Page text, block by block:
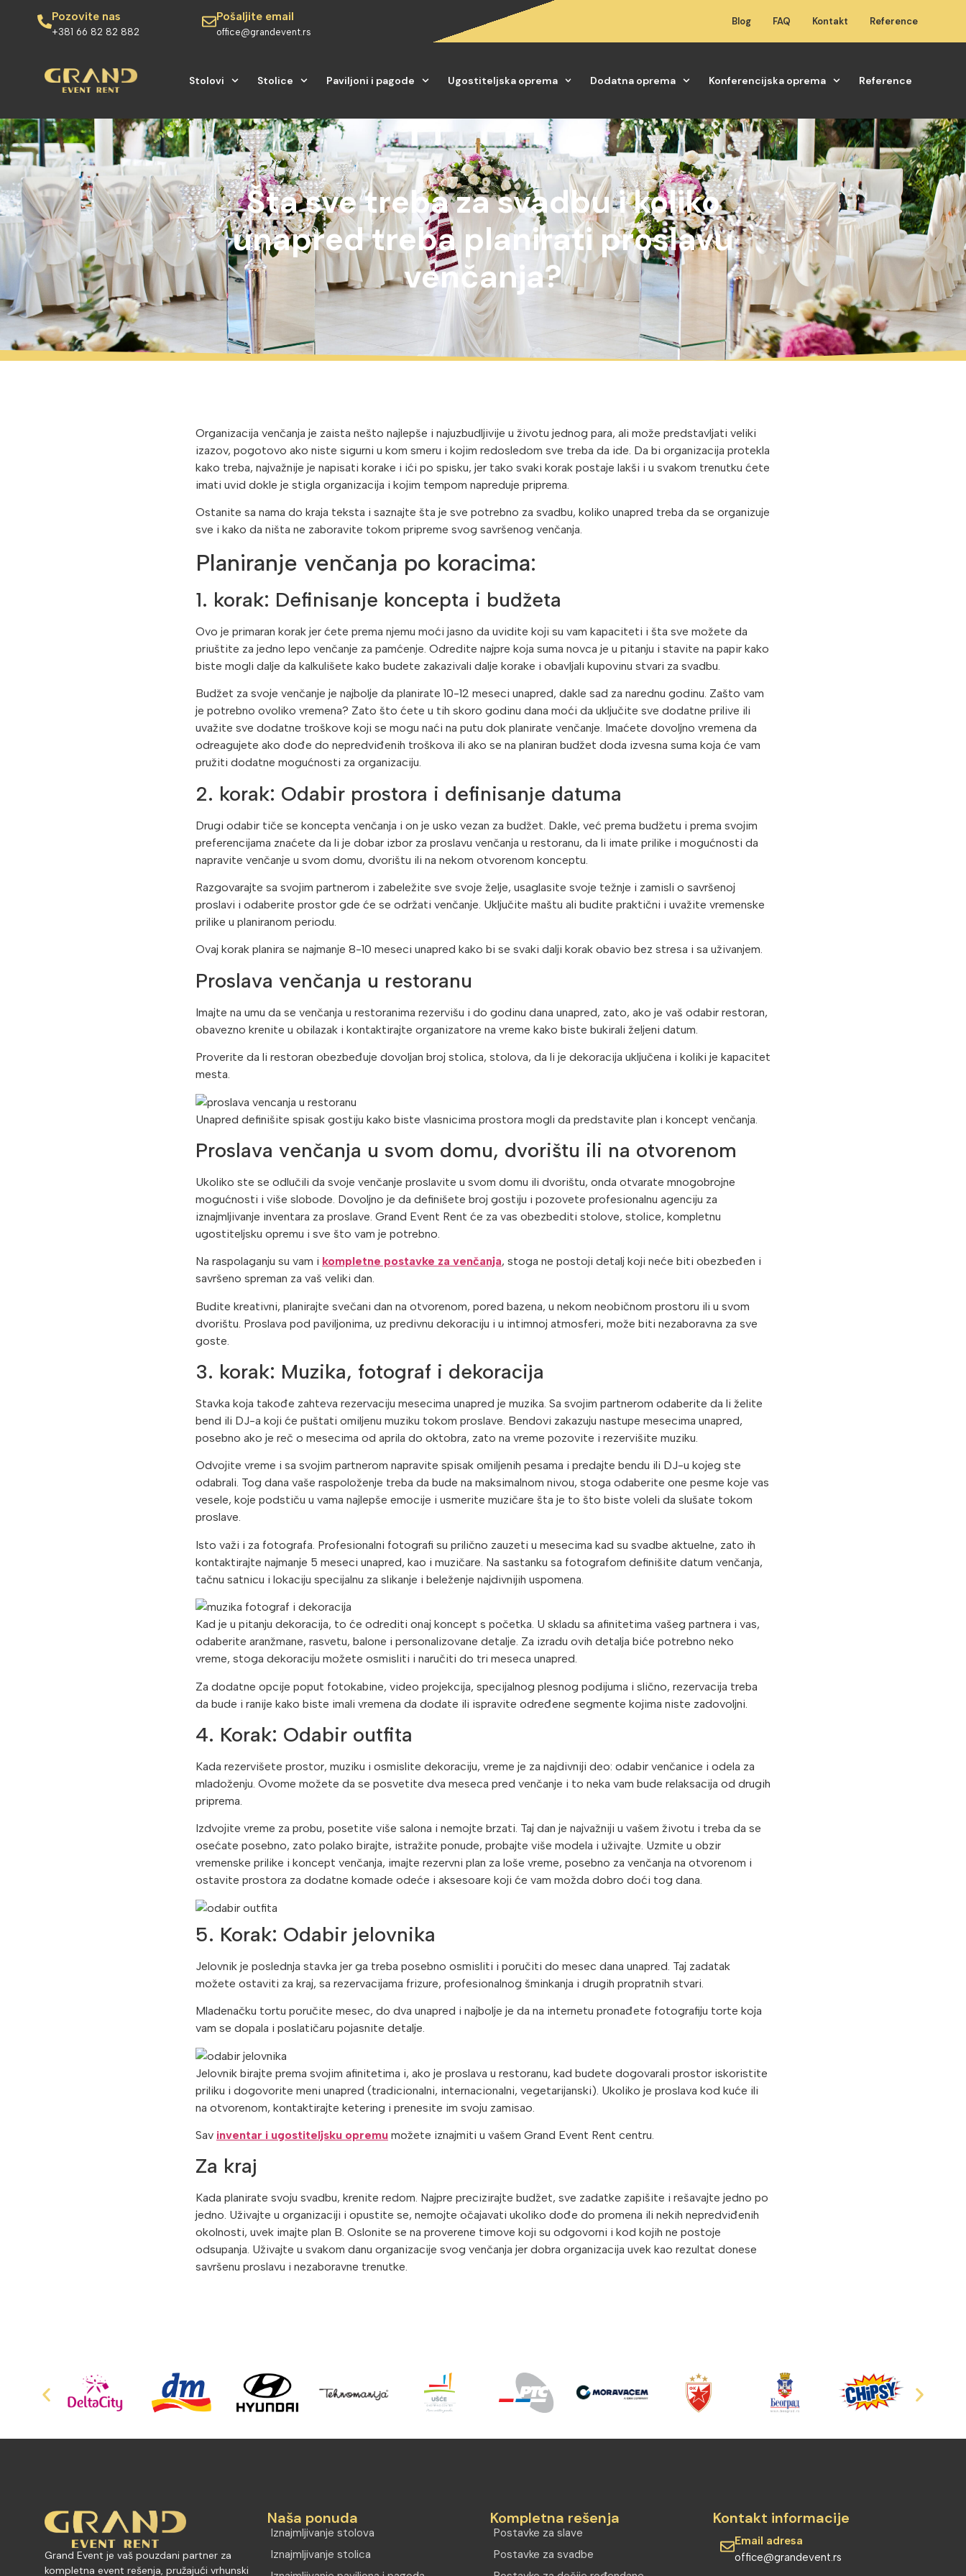
Pozovite nas
+381 66 82 82 882
Pošaljite email
office@grandevent.rs
Blog FAQ Kontakt Reference
Stolovi Stolice Paviljoni i pagode Ugostiteljska oprema Dodatna oprema Konferencijska oprema Reference
Šta sve treba za svadbu i koliko
unapred treba planirati proslavu
venčanja?
Organizacija venčanja je zaista nešto najlepše i najuzbudljivije u životu jednog para, ali može predstavljati veliki
izazov, pogotovo ako niste sigurni u kom smeru i kojim redosledom sve treba da ide. Da bi organizacija protekla
kako treba, najvažnije je napisati korake i ići po spisku, jer tako svaki korak postaje lakši i u svakom trenutku ćete
imati uvid dokle je stigla organizacija i kojim tempom napreduje priprema.
Ostanite sa nama do kraja teksta i saznajte šta je sve potrebno za svadbu, koliko unapred treba da se organizuje
sve i kako da ništa ne zaboravite tokom pripreme svog savršenog venčanja.
Planiranje venčanja po koracima:
1. korak: Definisanje koncepta i budžeta
Ovo je primaran korak jer ćete prema njemu moći jasno da uvidite koji su vam kapaciteti i šta sve možete da
priuštite za jedno lepo venčanje za pamćenje. Odredite najpre koja suma novca je u pitanju i stavite na papir kako
biste mogli dalje da kalkulišete kako budete zakazivali dalje korake i obavljali kupovinu stvari za svadbu.
Budžet za svoje venčanje je najbolje da planirate 10-12 meseci unapred, dakle sad za narednu godinu. Zašto vam
je potrebno ovoliko vremena? Zato što ćete u tih skoro godinu dana moći da uključite sve dodatne prilive ili
uvažite sve dodatne troškove koji se mogu naći na putu dok planirate venčanje. Imaćete dovoljno vremena da
odreagujete ako dođe do nepredviđenih troškova ili ako se na planiran budžet doda izvesna suma koja će vam
pružiti dodatne mogućnosti za organizaciju.
2. korak: Odabir prostora i definisanje datuma
Drugi odabir tiče se koncepta venčanja i on je usko vezan za budžet. Dakle, već prema budžetu i prema svojim
preferencijama znaćete da li je dobar izbor za proslavu venčanja u restoranu, da li imate prilike i mogućnosti da
napravite venčanje u svom domu, dvorištu ili na nekom otvorenom konceptu.
Razgovarajte sa svojim partnerom i zabeležite sve svoje želje, usaglasite svoje težnje i zamisli o savršenoj
proslavi i odaberite prostor gde će se održati venčanje. Uključite maštu ali budite praktični i uvažite vremenske
prilike u planiranom periodu.
Ovaj korak planira se najmanje 8-10 meseci unapred kako bi se svaki dalji korak obavio bez stresa i sa uživanjem.
Proslava venčanja u restoranu
Imajte na umu da se venčanja u restoranima rezervišu i do godinu dana unapred, zato, ako je vaš odabir restoran,
obavezno krenite u obilazak i kontaktirajte organizatore na vreme kako biste bukirali željeni datum.
Proverite da li restoran obezbeđuje dovoljan broj stolica, stolova, da li je dekoracija uključena i koliki je kapacitet
mesta.
Unapred definišite spisak gostiju kako biste vlasnicima prostora mogli da predstavite plan i koncept venčanja.
Proslava venčanja u svom domu, dvorištu ili na otvorenom
Ukoliko ste se odlučili da svoje venčanje proslavite u svom domu ili dvorištu, onda otvarate mnogobrojne
mogućnosti i više slobode. Dovoljno je da definišete broj gostiju i pozovete profesionalnu agenciju za
iznajmljivanje inventara za proslave. Grand Event Rent će za vas obezbediti stolove, stolice, kompletnu
ugostiteljsku opremu i sve što vam je potrebno.
Na raspolaganju su vam i kompletne postavke za venčanja, stoga ne postoji detalj koji neće biti obezbeđen i
savršeno spreman za vaš veliki dan.
Budite kreativni, planirajte svečani dan na otvorenom, pored bazena, u nekom neobičnom prostoru ili u svom
dvorištu. Proslava pod paviljonima, uz predivnu dekoraciju i u intimnoj atmosferi, može biti nezaboravna za sve
goste.
3. korak: Muzika, fotograf i dekoracija
Stavka koja takođe zahteva rezervaciju mesecima unapred je muzika. Sa svojim partnerom odaberite da li želite
bend ili DJ-a koji će puštati omiljenu muziku tokom proslave. Bendovi zakazuju nastupe mesecima unapred,
posebno ako je reč o mesecima od aprila do oktobra, zato na vreme pozovite i rezervišite muziku.
Odvojite vreme i sa svojim partnerom napravite spisak omiljenih pesama i predajte bendu ili DJ-u kojeg ste
odabrali. Tog dana vaše raspoloženje treba da bude na maksimalnom nivou, stoga odaberite one pesme koje vas
vesele, koje podstiču u vama najlepše emocije i usmerite muzičare šta je to što biste voleli da slušate tokom
proslave.
Isto važi i za fotografa. Profesionalni fotografi su prilično zauzeti u mesecima kad su svadbe aktuelne, zato ih
kontaktirajte najmanje 5 meseci unapred, kao i muzičare. Na sastanku sa fotografom definišite datum venčanja,
tačnu satnicu i lokaciju specijalnu za slikanje i beleženje najdivnijih uspomena.
Kad je u pitanju dekoracija, to će odrediti onaj koncept s početka. U skladu sa afinitetima vašeg partnera i vas,
odaberite aranžmane, rasvetu, balone i personalizovane detalje. Za izradu ovih detalja biće potrebno neko
vreme, stoga dekoraciju možete osmisliti i naručiti do tri meseca unapred.
Za dodatne opcije poput fotokabine, video projekcija, specijalnog plesnog podijuma i slično, rezervacija treba
da bude i ranije kako biste imali vremena da dodate ili ispravite određene segmente kojima niste zadovoljni.
4. Korak: Odabir outfita
Kada rezervišete prostor, muziku i osmislite dekoraciju, vreme je za najdivniji deo: odabir venčanice i odela za
mladoženju. Ovome možete da se posvetite dva meseca pred venčanje i to neka vam bude relaksacija od drugih
priprema.
Izdvojite vreme za probu, posetite više salona i nemojte brzati. Taj dan je najvažniji u vašem životu i treba da se
osećate posebno, zato polako birajte, istražite ponude, probajte više modela i uživajte. Uzmite u obzir
vremenske prilike i koncept venčanja, imajte rezervni plan za loše vreme, posebno za venčanja na otvorenom i
ostavite prostora za dodatne komade odeće i aksesoare koji će vam možda dobro doći tog dana.
5. Korak: Odabir jelovnika
Jelovnik je poslednja stavka jer ga treba posebno osmisliti i poručiti do mesec dana unapred. Taj zadatak
možete ostaviti za kraj, sa rezervacijama frizure, profesionalnog šminkanja i drugih propratnih stvari.
Mladenačku tortu poručite mesec, do dva unapred i najbolje je da na internetu pronađete fotografiju torte koja
vam se dopala i poslatičaru pojasnite detalje.
Jelovnik birajte prema svojim afinitetima i, ako je proslava u restoranu, kad budete dogovarali prostor iskoristite
priliku i dogovorite meni unapred (tradicionalni, internacionalni, vegetarijanski). Ukoliko je proslava kod kuće ili
na otvorenom, kontaktirajte ketering i prenesite im svoju zamisao.
Sav inventar i ugostiteljsku opremu možete iznajmiti u vašem Grand Event Rent centru.
Za kraj
Kada planirate svoju svadbu, krenite redom. Najpre precizirajte budžet, sve zadatke zapišite i rešavajte jedno po
jedno. Uživajte u organizaciji i opustite se, nemojte očajavati ukoliko dođe do promena ili nekih nepredviđenih
okolnosti, uvek imajte plan B. Oslonite se na proverene timove koji su odgovorni i kod kojih ne postoje
odsupanja. Uživajte u svakom danu organizacije svog venčanja jer dobra organizacija uvek kao rezultat donese
savršenu proslavu i nezaboravne trenutke.
Grand Event je vaš pouzdani partner za
kompletna event rešenja, pružajući vrhunski
Naša ponuda
Iznajmljivanje stolova
Iznajmljivanje stolica
Kompletna rešenja
Postavke za slave
Postavke za svadbe
Kontakt informacije
Email adresa
office@grandevent.rs